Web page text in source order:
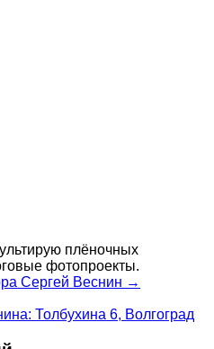
плёночных
фотопроекты.
Сергей Веснин →
Толбухина 6, Волгоград